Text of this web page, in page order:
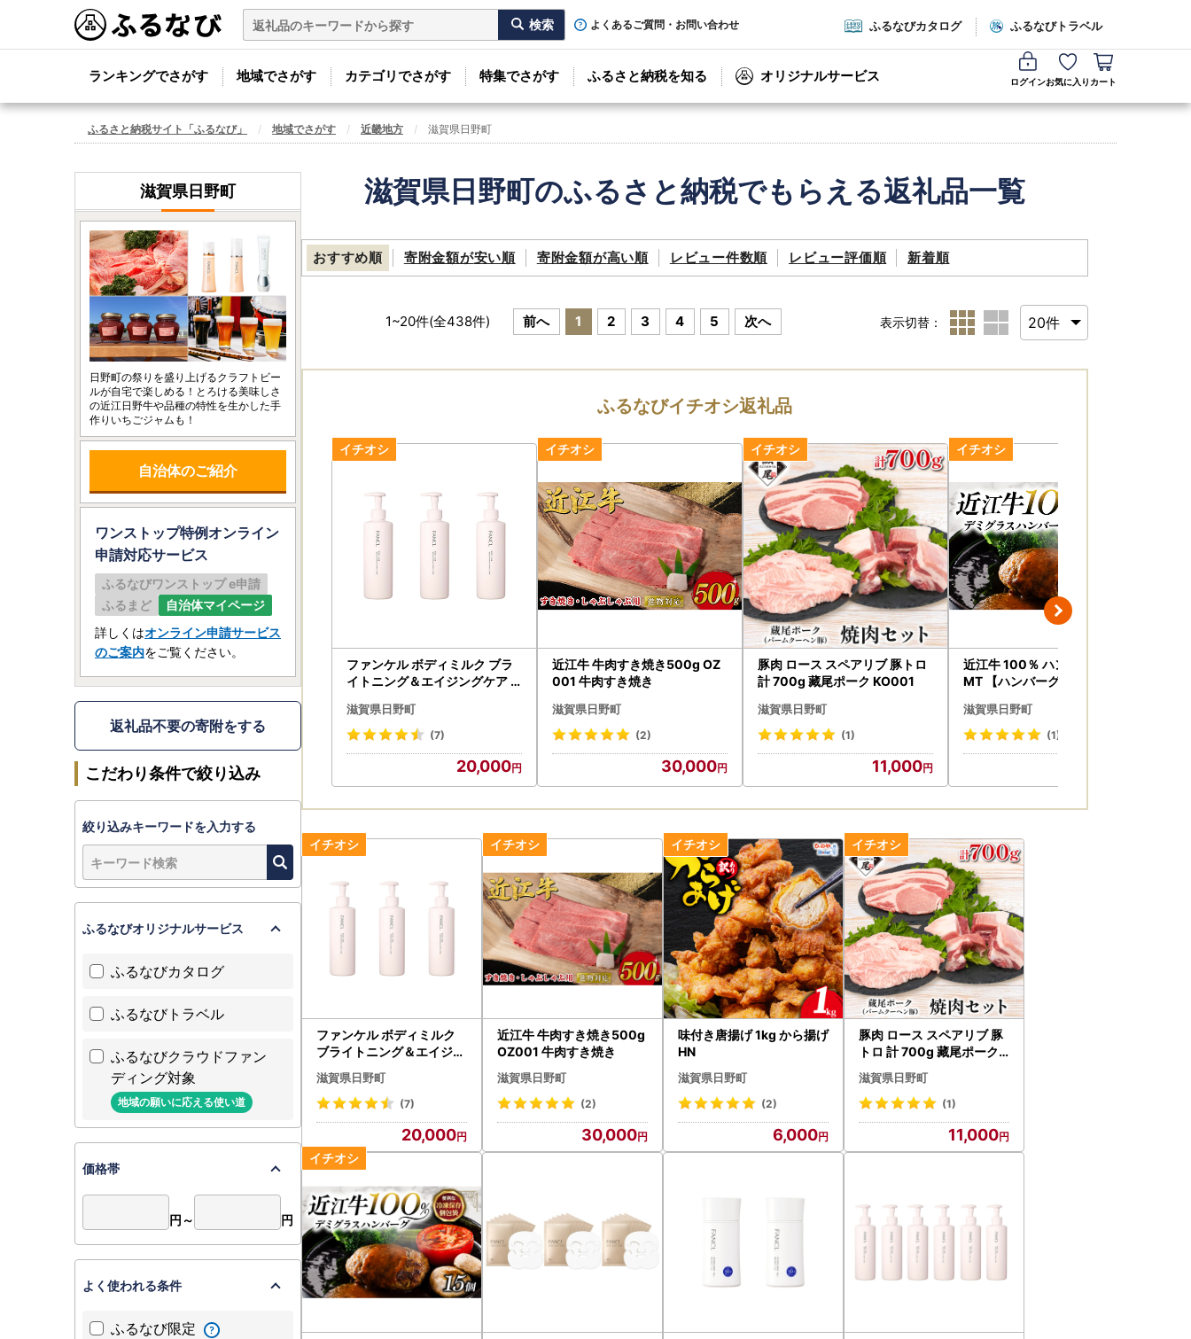
よくあるご質問・お問い合わせ ふるなびカタログ ふるなびトラベル
ランキングでさがす 地域でさがす カテゴリでさがす 特集でさがす ふるさと納税を知る オリジナルサービス ログインお気に入り カート
ふるさと納税サイト「ふるなび」 地域でさがす 近畿地方 滋賀県日野町
滋賀県日野町のふるさと納税でもらえる返礼品一覧
おすすめ順 寄附金額が安い順 寄附金額が高い順 レビュー件数順 レビュー評価順 新着順
1~20件(全438件) 前へ 1 2 3 4 5 次へ 表示切替：
ふるなびイチオシ返礼品
ファンケル ボディミルク ブラ
イトニング＆エイジングケア
ンケル】
滋賀県日野町
(7)
20,000
近江牛 牛肉すき焼き500g OZ
001 牛肉すき焼き
滋賀県日野町
(2)
30,000
豚肉 ロース スペアリブ 豚トロ
計 700g 藏尾ポーク KO001
滋賀県日野町
(1)
11,000
近江牛 100％ ハンバーグ 15個
MT 【ハンバーグ】
滋賀県日野町
(1)
ファンケル ボディミルク
ブライトニング＆エイジン
NCL 【ファンケル】
滋賀県日野町
(7)
20,000
近江牛 牛肉すき焼き500g
OZ001 牛肉すき焼き
滋賀県日野町
(2)
30,000
味付き唐揚げ 1kg から揚げ
HN
滋賀県日野町
(2)
6,000
豚肉 ロース スペアリブ 豚
トロ 計 700g 藏尾ポーク K
滋賀県日野町
(1)
11,000
滋賀県日野町
日野町の祭りを盛り上げるクラフトビー
ルが自宅で楽しめる！とろける美味しさ
の近江日野牛や品種の特性を生かした手
作りいちごジャムも！
自治体のご紹介
ワンストップ特例オンライン
申請対応サービス
ふるなびワンストップ e申請
ふるまど
自治体マイページ
詳しくはオンライン申請サービス
のご案内をご覧ください。
返礼品不要の寄附をする
こだわり条件で絞り込み
絞り込みキーワードを入力する
ふるなびオリジナルサービス
ふるなびカタログ
ふるなびトラベル
ふるなびクラウドファン
ディング対象
地域の願いに応える使い道
価格帯
円～ 円
よく使われる条件
ふるなび限定